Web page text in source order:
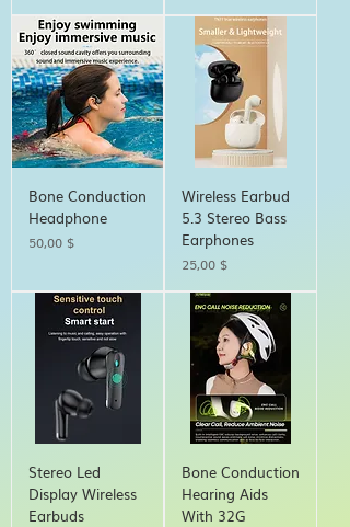
Bone Conduction
Headphone
Τιμή
50,00 $
Wireless Earbud
5.3 Stereo Bass
Earphones
Τιμή
25,00 $
Stereo Led
Display Wireless
Earbuds
Bone Conduction
Hearing Aids
With 32G